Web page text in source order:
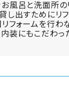
風呂と洗面所の
し出すためにリ
フォームを行わ
装にもこだわっ